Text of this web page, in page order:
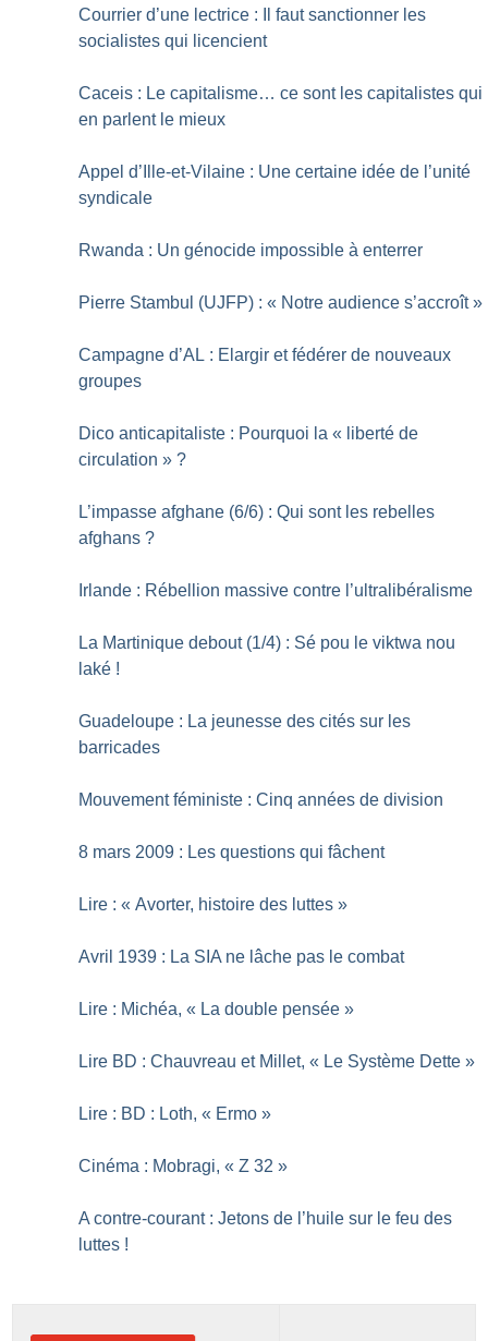
Courrier d’une lectrice : Il faut sanctionner les
socialistes qui licencient
Caceis : Le capitalisme… ce sont les capitalistes qui
en parlent le mieux
Appel d’Ille-et-Vilaine : Une certaine idée de l’unité
syndicale
Rwanda : Un génocide impossible à enterrer
Pierre Stambul (UJFP) : « Notre audience s’accroît »
Campagne d’AL : Elargir et fédérer de nouveaux
groupes
Dico anticapitaliste : Pourquoi la « liberté de
circulation » ?
L’impasse afghane (6/6) : Qui sont les rebelles
afghans ?
Irlande : Rébellion massive contre l’ultralibéralisme
La Martinique debout (1/4) : Sé pou le viktwa nou
laké !
Guadeloupe : La jeunesse des cités sur les
barricades
Mouvement féministe : Cinq années de division
8 mars 2009 : Les questions qui fâchent
Lire : « Avorter, histoire des luttes »
Avril 1939 : La SIA ne lâche pas le combat
Lire : Michéa, « La double pensée »
Lire BD : Chauvreau et Millet, « Le Système Dette »
Lire : BD : Loth, « Ermo »
Cinéma : Mobragi, « Z 32 »
A contre-courant : Jetons de l’huile sur le feu des
luttes !